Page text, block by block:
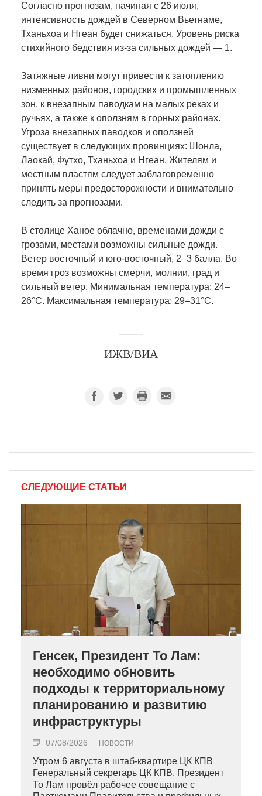
Согласно прогнозам, начиная с 26 июля,
интенсивность дождей в Северном Вьетнаме,
Тханьхоа и Нгеан будет снижаться. Уровень риска
стихийного бедствия из-за сильных дождей — 1.
Затяжные ливни могут привести к затоплению
низменных районов, городских и промышленных
зон, к внезапным паводкам на малых реках и
ручьях, а также к оползням в горных районах.
Угроза внезапных паводков и оползней
существует в следующих провинциях: Шонла,
Лаокай, Футхо, Тханьхоа и Нгеан. Жителям и
местным властям следует заблаговременно
принять меры предосторожности и внимательно
следить за прогнозами.
В столице Ханое облачно, временами дожди с
грозами, местами возможны сильные дожди.
Ветер восточный и юго-восточный, 2–3 балла. Во
время гроз возможны смерчи, молнии, град и
сильный ветер. Минимальная температура: 24–
26°C. Максимальная температура: 29–31°C.
ИЖВ/ВИА
СЛЕДУЮЩИЕ СТАТЬИ
Генсек, Президент То Лам:
необходимо обновить
подходы к территориальному
планированию и развитию
инфраструктуры
07/08/2026 НОВОСТИ
Утром 6 августа в штаб-квартире ЦК КПВ
Генеральный секретарь ЦК КПВ, Президент
То Лам провёл рабочее совещание с